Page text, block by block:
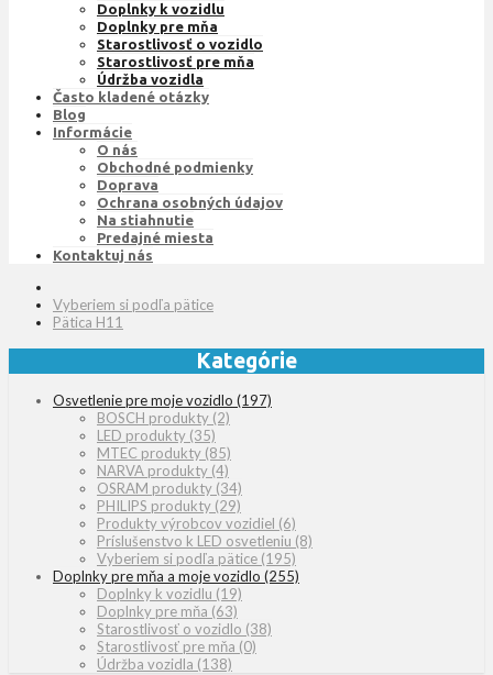
Doplnky k vozidlu
Doplnky pre mňa
Starostlivosť o vozidlo
Starostlivosť pre mňa
Údržba vozidla
Často kladené otázky
Blog
Informácie
O nás
Obchodné podmienky
Doprava
Ochrana osobných údajov
Na stiahnutie
Predajné miesta
Kontaktuj nás
Vyberiem si podľa pätice
Pätica H11
Kategórie
Osvetlenie pre moje vozidlo (197)
BOSCH produkty (2)
LED produkty (35)
MTEC produkty (85)
NARVA produkty (4)
OSRAM produkty (34)
PHILIPS produkty (29)
Produkty výrobcov vozidiel (6)
Príslušenstvo k LED osvetleniu (8)
Vyberiem si podľa pätice (195)
Doplnky pre mňa a moje vozidlo (255)
Doplnky k vozidlu (19)
Doplnky pre mňa (63)
Starostlivosť o vozidlo (38)
Starostlivosť pre mňa (0)
Údržba vozidla (138)